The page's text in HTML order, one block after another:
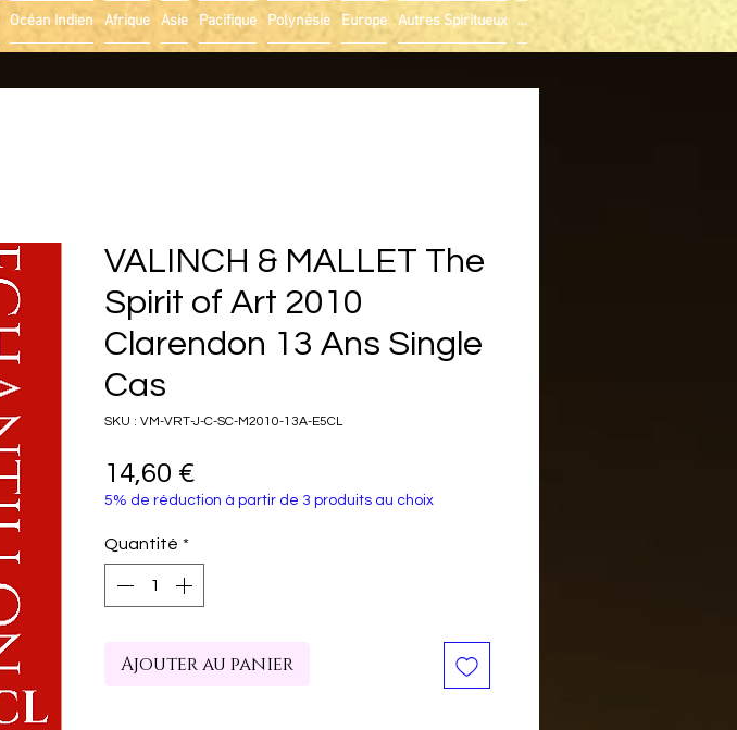
Océan Indien Afrique Asie Pacifique Polynésie Europe Autres Spiritueux ...
VALINCH & MALLET The
Spirit of Art 2010
Clarendon 13 Ans Single
Cas
SKU : VM-VRT-J-C-SC-M2010-13A-E5CL
14,60 €
5% de réduction à partir de 3 produits au choix
Quantité *
Ajouter au panier